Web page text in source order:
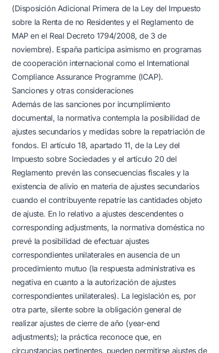
(Disposición Adicional Primera de la Ley del Impuesto
sobre la Renta de no Residentes y el Reglamento de
MAP en el Real Decreto 1794/2008, de 3 de
noviembre). España participa asimismo en programas
de cooperación internacional como el International
Compliance Assurance Programme (ICAP).
Sanciones y otras consideraciones
Además de las sanciones por incumplimiento
documental, la normativa contempla la posibilidad de
ajustes secundarios y medidas sobre la repatriación de
fondos. El artículo 18, apartado 11, de la Ley del
Impuesto sobre Sociedades y el artículo 20 del
Reglamento prevén las consecuencias fiscales y la
existencia de alivio en materia de ajustes secundarios
cuando el contribuyente repatríe las cantidades objeto
de ajuste. En lo relativo a ajustes descendentes o
corresponding adjustments, la normativa doméstica no
prevé la posibilidad de efectuar ajustes
correspondientes unilaterales en ausencia de un
procedimiento mutuo (la respuesta administrativa es
negativa en cuanto a la autorización de ajustes
correspondientes unilaterales). La legislación es, por
otra parte, silente sobre la obligación general de
realizar ajustes de cierre de año (year-end
adjustments); la práctica reconoce que, en
circunstancias pertinentes, pueden permitirse ajustes de